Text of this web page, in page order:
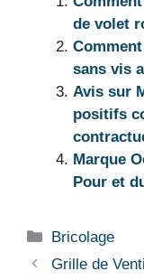
de volet
sans vis
Avis sur
positifs
Marque
Pour et
Catégories
Bricolage
Grille de